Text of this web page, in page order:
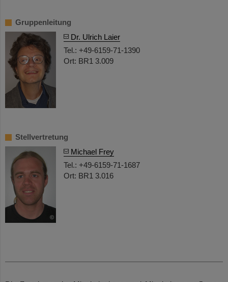
Gruppenleitung
Dr. Ulrich Laier
Tel.: +49-6159-71-1390
Ort: BR1 3.009
Stellvertretung
©
Michael Frey
Tel.: +49-6159-71-1687
Ort: BR1 3.016